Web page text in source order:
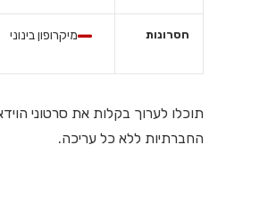
חסרונות מיקרופון בינוני
תוכלו לערוך בקלות את סרטוני
החברתיות ללא כל עריכה.